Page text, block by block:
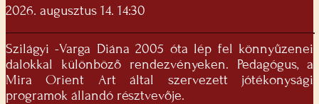
2026. augusztus 14. 14:30
Szilágyi -Varga Diána 2005 óta lép fel könnyűzenei
dalokkal különböző rendezvényeken. Pedagógus, a
Mira Orient Art által szervezett jótékonysági
programok állandó résztvevője.